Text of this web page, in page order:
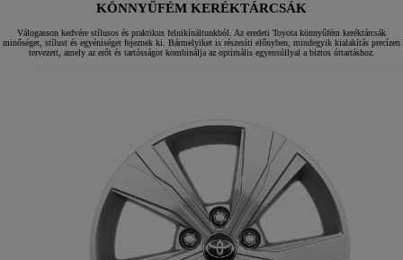
KÖNNYŰFÉM KERÉKTÁRCSÁK
Válogasson kedvére stílusos és praktikus felnikínáltunkból. Az eredeti Toyota könnyűfém keréktárcsák
minőséget, stílust és egyéniséget fejeznek ki. Bármelyiket is részesíti előnyben, mindegyik kialakítás precízen
tervezett, amely az erőt és tartósságot kombinálja az optimális egyensúllyal a biztos úttartáshoz.